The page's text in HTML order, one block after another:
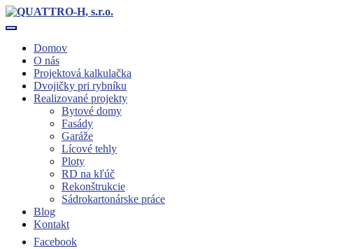
Toggle navigation
Domov
O nás
Projektová kalkulačka
Dvojičky pri rybníku
Realizované projekty
Bytové domy
Fasády
Garáže
Lícové tehly
Ploty
RD na kľúč
Rekonštrukcie
Sádrokartonárske práce
Blog
Kontakt
Facebook